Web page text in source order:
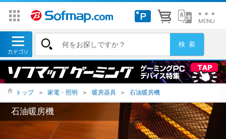
トップ ＞ 家電・照明 ＞ 暖房器具 ＞ 石油暖房機
石油暖房機